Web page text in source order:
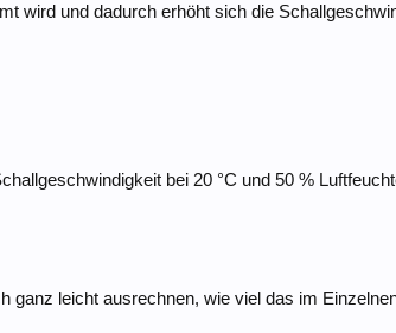
wird und dadurch erhöht sich die
bei 20 °C und 50 %
ganz leicht ausrechnen, wie viel das im